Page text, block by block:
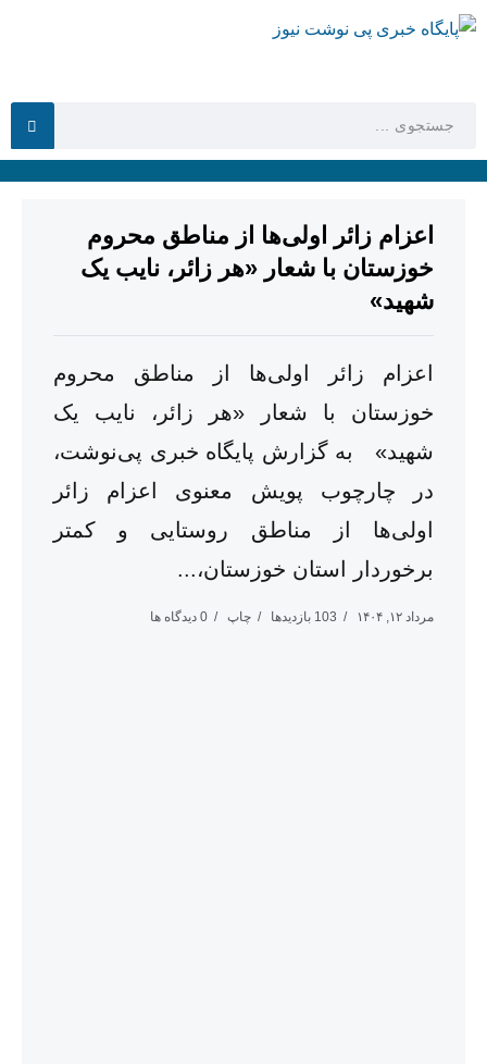
اعزام زائر اولی‌ها از مناطق محروم
خوزستان با شعار «هر زائر، نایب یک
شهید»
اعزام زائر اولی‌ها از مناطق محروم
خوزستان با شعار «هر زائر، نایب یک
شهید» به گزارش پایگاه خبری پی‌نوشت،
در چارچوب پویش معنوی اعزام زائر
اولی‌ها از مناطق روستایی و کمتر
برخوردار استان خوزستان،...
مرداد ۱۲, ۱۴۰۴ 103 بازدیدها چاپ 0 دیدگاه ها